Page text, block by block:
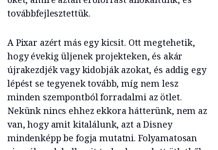
továbbfejlesztettük.
A Pixar azért más egy kicsit. Ott megtehetik,
hogy évekig üljenek projekteken, és akár
újrakezdjék vagy kidobják azokat, és addig egy
lépést se tegyenek tovább, míg nem lesz
minden szempontból forradalmi az ötlet.
Nekünk nincs ehhez ekkora hátterünk, nem az
van, hogy amit kitalálunk, azt a Disney
mindenképp be fogja mutatni. Folyamatosan